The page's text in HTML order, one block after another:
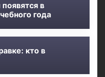
в
года
кто в